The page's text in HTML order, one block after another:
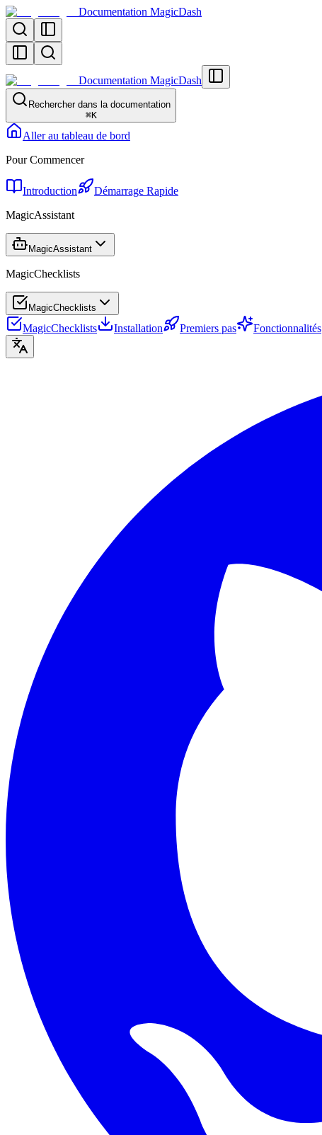
Documentation MagicDash
Documentation MagicDash
Rechercher dans la documentation
⌘K
Aller au tableau de bord
Pour Commencer
Introduction
Démarrage Rapide
MagicAssistant
MagicAssistant
MagicChecklists
MagicChecklists
MagicChecklists Installation Premiers pas Fonctionnalités